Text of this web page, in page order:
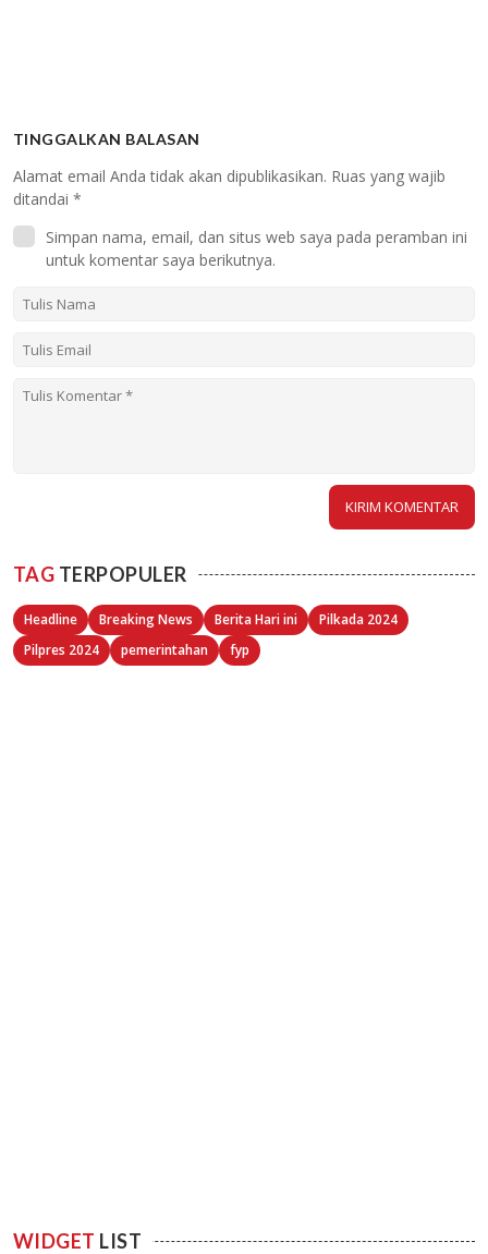
TINGGALKAN BALASAN
Alamat email Anda tidak akan dipublikasikan. Ruas yang wajib
ditandai *
Simpan nama, email, dan situs web saya pada peramban ini
untuk komentar saya berikutnya.
TAG TERPOPULER
Headline Breaking News Berita Hari ini
Pilkada 2024
Pilpres 2024
pemerintahan fyp
WIDGET LIST